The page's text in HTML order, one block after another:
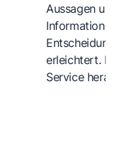
Aussagen
erleichtert.
Service